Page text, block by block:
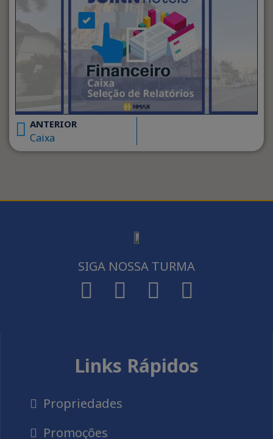
ANTERIOR
Caixa
SIGA NOSSA TURMA
Links Rápidos
Propriedades
Promoções